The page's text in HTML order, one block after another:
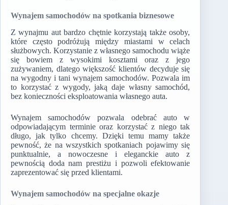
Wynajem samochodów na spotkania biznesowe
Z wynajmu aut bardzo chętnie korzystają także osoby,
które często podróżują między miastami w celach
służbowych. Korzystanie z własnego samochodu wiąże
się bowiem z wysokimi kosztami oraz z jego
zużywaniem, dlatego większość klientów decyduje się
na wygodny i tani wynajem samochodów. Pozwala im
to korzystać z wygody, jaką daje własny samochód,
bez konieczności eksploatowania własnego auta.
Wynajem samochodów pozwala odebrać auto w
odpowiadającym terminie oraz korzystać z niego tak
długo, jak tylko chcemy. Dzięki temu mamy także
pewność, że na wszystkich spotkaniach pojawimy się
punktualnie, a nowoczesne i eleganckie auto z
pewnością doda nam prestiżu i pozwoli efektowanie
zaprezentować się przed klientami.
Wynajem samochodów na specjalne okazje